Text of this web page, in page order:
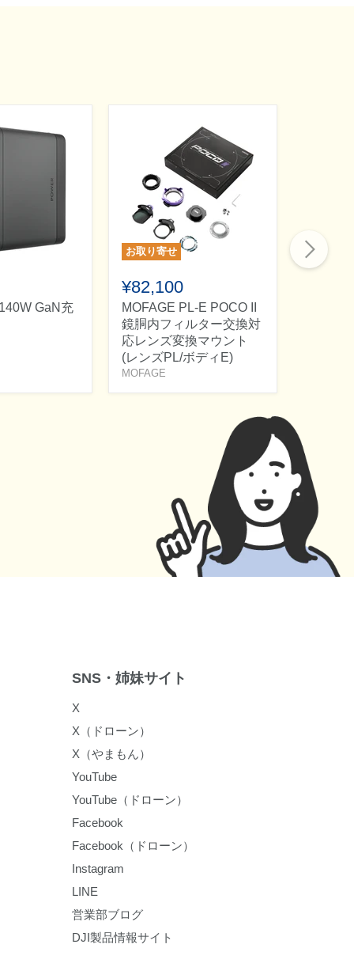
GaN充
お取り寄せ
¥82,100
MOFAGE PL-E POCO II
鏡胴内フィルター交換対
応レンズ変換マウント
(レンズPL/ボディE)
MOFAGE
お取り寄
SNS・姉妹サイト
X
X（ドローン）
X（やまもん）
YouTube
YouTube（ドローン）
Facebook
Facebook（ドローン）
Instagram
LINE
営業部ブログ
DJI製品情報サイト